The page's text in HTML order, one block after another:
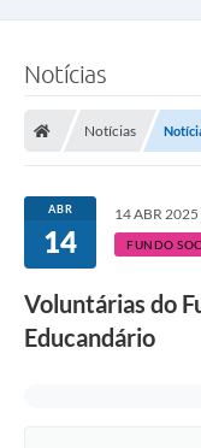
Notícias
Notícias
ABR
14
14 ABR 2025
FUNDO
Voluntárias do
Educandário